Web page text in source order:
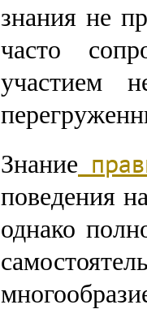
знания не
часто
участием
Знание
поведения
однако